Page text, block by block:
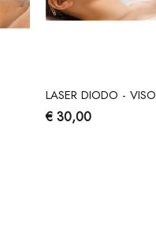
LASER DIODO - VISO
€ 30,00